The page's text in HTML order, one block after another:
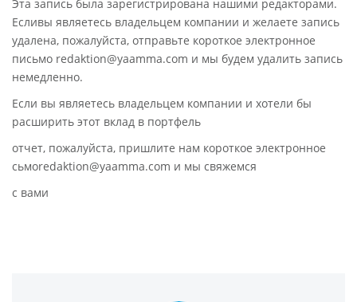
Эта запись была зарегистрирована нашими редакторами.
Есливы являетесь владельцем компании и желаете запись
удалена, пожалуйста, отправьте короткое электронное
письмо redaktion@yaamma.com и мы будем удалить запись
немедленно.
Если вы являетесь владельцем компании и хотели бы
расширить этот вклад в портфель
отчет, пожалуйста, пришлите нам короткое электронное
сьмоredaktion@yaamma.com и мы свяжемся
с вами